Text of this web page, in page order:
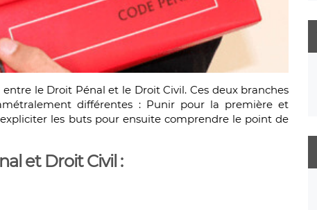
le Droit Pénal et le Droit Civil. Ces deux branches
différentes : Punir pour la première et
les buts pour ensuite comprendre le point de
et Droit Civil :